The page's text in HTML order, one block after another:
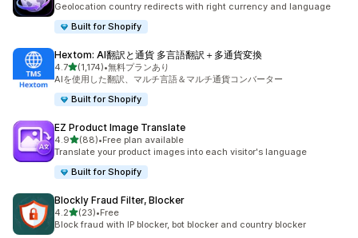
Geolocation country redirects with right currency and language
Built for Shopify
Hextom: AI翻訳と通貨 多言語翻訳＋多通貨変換
4.75つ星中
(1,174)
合計レビュー数：1174件
•無料プランあり
AIを使用した翻訳、マルチ言語＆マルチ通貨コンバーター
Built for Shopify
EZ Product Image Translate
4.95つ星中
(88)
合計レビュー数：88件
•Free plan available
Translate your product images into each visitor's language
Built for Shopify
Blockly Fraud Filter, Blocker
4.25つ星中
(23)
合計レビュー数：23件
•Free
Block fraud with IP blocker, bot blocker and country blocker